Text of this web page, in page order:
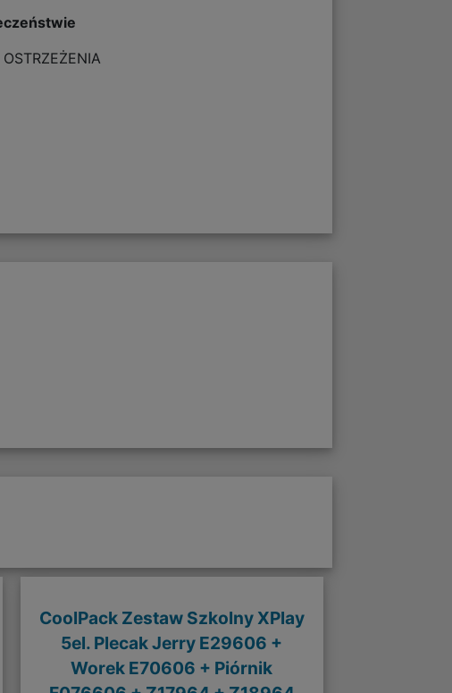
CoolPack Zestaw Szkolny XPlay
5el. Plecak Jerry E29606 +
Worek E70606 + Piórnik